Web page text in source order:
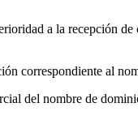
a la recepción
correspondiente al
del nombre de